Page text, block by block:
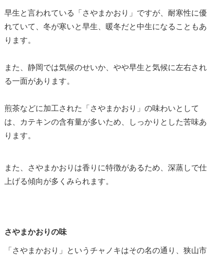
早生と言われている「さやまかおり」ですが、耐寒性に優
れていて、冬が寒いと早生、暖冬だと中生になることもあ
ります。
また、静岡では気候のせいか、やや早生と気候に左右され
る一面があります。
煎茶などに加工された「さやまかおり」の味わいとして
は、カテキンの含有量が多いため、しっかりとした苦味あ
ります。
また、さやまかおりは香りに特徴があるため、深蒸しで仕
上げる傾向が多くみられます。
さやまかおりの味
「さやまかおり」というチャノキはその名の通り、狭山市